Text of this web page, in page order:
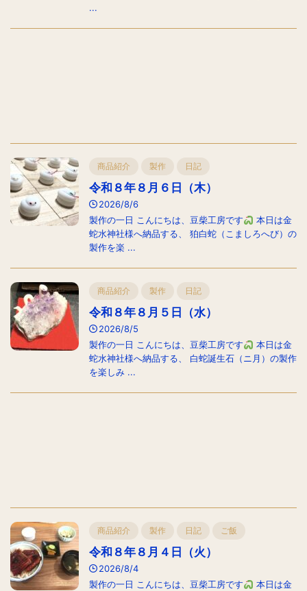
...
商品紹介 製作 日記
令和８年８月６日（木）
2026/8/6
製作の一日 こんにちは、豆柴工房です
本日は金
蛇水神社様へ納品する、 狛白蛇（こましろへび）の
製作を楽 ...
商品紹介 製作 日記
令和８年８月５日（水）
2026/8/5
製作の一日 こんにちは、豆柴工房です
本日は金
蛇水神社様へ納品する、 白蛇誕生石（ニ月）の製作
を楽しみ ...
商品紹介 製作 日記 ご飯
令和８年８月４日（火）
2026/8/4
製作の一日 こんにちは、豆柴工房です
本日は金